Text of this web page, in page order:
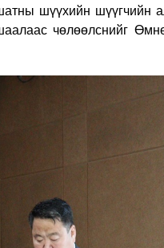
шүүхийн шүүгчийн
чөлөөлснийг
МОНГОЛ
УНШИЖ
ТАМГА,
АРГА
2025-01-03